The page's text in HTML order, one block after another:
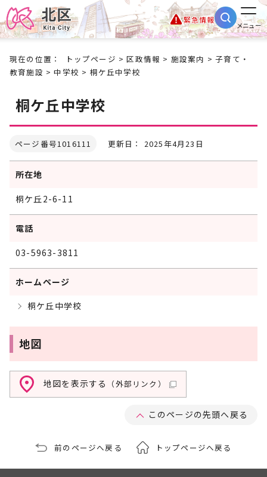
緊急情報
メニュー
現在の位置： トップページ >区政情報 > 施設案内 >子育て・
教育施設 >中学校 > 桐ケ丘中学校
桐ケ丘中学校
ページ番号1016111 更新日： 2025年4月23日
所在地
桐ケ丘2-6-11
電話
03-5963-3811
ホームページ
桐ケ丘中学校
地図
地図を表示する （外部リンク）
このページの先頭へ戻る
前のページへ戻る トップページへ戻る